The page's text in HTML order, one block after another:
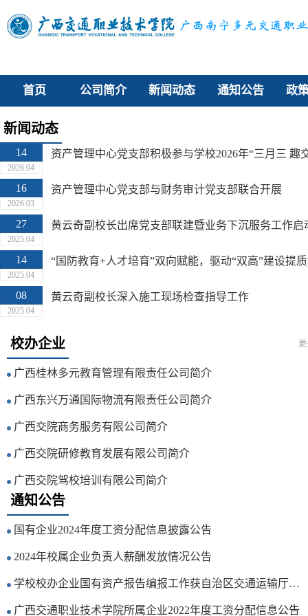
首页 公司简介 新闻动态 通知公告 政
新闻动态
14
2026.04
16
2026.03
资产管理中心党支部与财务审计党支部联合开展
27
2025.04
黄云奇副校长出席党支部联建暨业务下沉服务工作启
14
2025.04
“国防教育+人才培育”双向赋能，驱动“双高”建设提
08
2025.04
黄云奇副校长深入施工现场检查指导工作
校办企业
广西桂林多元教育管理有限责任公司简介
广西东兴万通国际物流有限责任公司简介
广西交院商务服务有限公司简介
广西交院研修教育发展有限公司简介
广西交院驾校培训有限公司简介
通知公告
国有企业2024年度工资分配信息披露公告
2024年校属企业负责人薪酬发放情况公告
学校校办企业国有资产报告编报工作获自治区交通运输厅通报表扬
广西交通职业技术学院所属企业2022年度工资分配信息公告